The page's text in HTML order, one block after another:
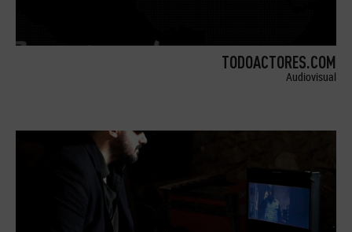
TODOACTORES.COM
Audiovisual